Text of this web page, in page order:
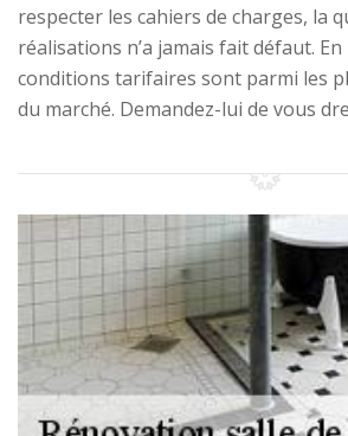
respecter les cahiers de charges, la
réalisations n’a jamais fait défaut. En
conditions tarifaires sont parmi les
du marché. Demandez-lui de vous